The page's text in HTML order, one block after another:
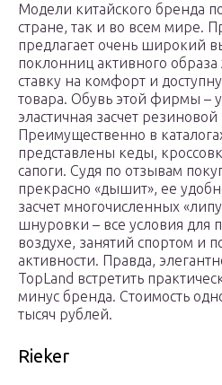
Модели китайского бренда
стране, так и во всем мире.
предлагает очень широкий
поклонниц активного
ставку на комфорт и
товара. Обувь этой фирмы –
эластичная засчет
Преимущественно в
представлены кеды,
сапоги. Судя по отзывам
прекрасно «дышит», ее
засчет многочисленных
шнуровки – все условия для
воздухе, занятий спортом и
активности. Правда,
TopLand встретить
минус бренда. Стоимость
тысяч рублей.
Rieker